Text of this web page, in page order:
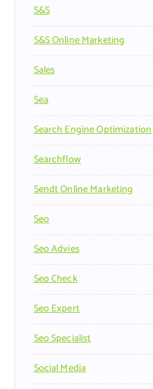
S&s
S&s Online Marketing
Sales
Sea
Search Engine Optimization
Searchflow
Sendt Online Marketing
Seo
Seo Advies
Seo Check
Seo Expert
Seo Specialist
Social Media